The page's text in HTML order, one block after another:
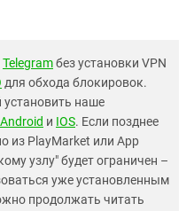
Telegramбез установки VPN
для обхода блокировок.
наше
Android и IOS. Если позднее
из PlayMarket или App
узлу" будет ограничен –
уже установленным
продолжать читать